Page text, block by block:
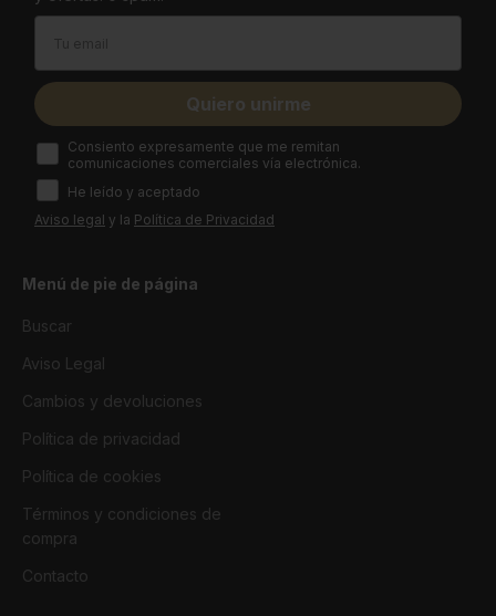
Quiero unirme
How would you like to hear from us?
Consiento expresamente que me remitan
comunicaciones comerciales vía electrónica.
He leído y aceptado
Aviso legal y la Política de Privacidad
Menú de pie de página
Buscar
Aviso Legal
Cambios y devoluciones
Política de privacidad
Política de cookies
Términos y condiciones de
compra
Contacto